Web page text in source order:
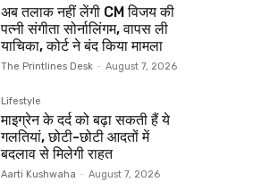
अब तलाक नहीं लेंगी CM विजय की
पत्नी संगीता सोर्नालिंगम, वापस ली
याचिका, कोर्ट ने बंद किया मामला
The Printlines Desk - August 7, 2026
Lifestyle
माइग्रेन के दर्द को बढ़ा सकती हैं ये
गलतियां, छोटी-छोटी आदतों में
बदलाव से मिलेगी राहत
Aarti Kushwaha - August 7, 2026